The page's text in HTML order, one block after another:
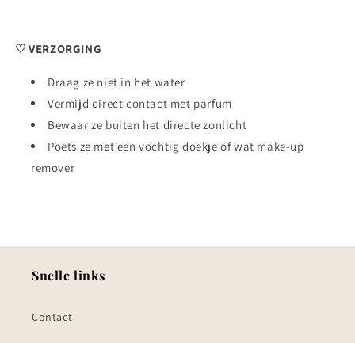
♡ VERZORGING
Draag ze niet in het water
Vermijd direct contact met parfum
Bewaar ze buiten het directe zonlicht
Poets ze met een vochtig doekje of wat make-up
remover
Snelle links
Contact